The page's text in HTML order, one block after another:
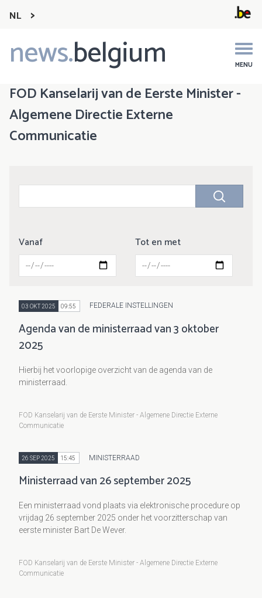
NL
news.belgium MENU
Main
navigation
FOD Kanselarij van de Eerste Minister -
Algemene Directie Externe
Communicatie
Vanaf Tot en met
03 OKT 2025 09:55 FEDERALE INSTELLINGEN
Agenda van de ministerraad van 3 oktober
2025
Hierbij het voorlopige overzicht van de agenda van de
ministerraad.
FOD Kanselarij van de Eerste Minister - Algemene Directie Externe
Communicatie
26 SEP 2025 15:45 MINISTERRAAD
Ministerraad van 26 september 2025
Een ministerraad vond plaats via elektronische procedure op
vrijdag 26 september 2025 onder het voorzitterschap van
eerste minister Bart De Wever.
FOD Kanselarij van de Eerste Minister - Algemene Directie Externe
Communicatie